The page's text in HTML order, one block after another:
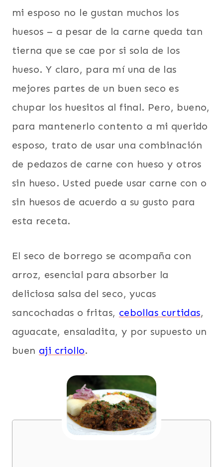
mi esposo no le gustan muchos los
huesos – a pesar de la carne queda tan
tierna que se cae por si sola de los
hueso. Y claro, para mí una de las
mejores partes de un buen seco es
chupar los huesitos al final. Pero, bueno,
para mantenerlo contento a mi querido
esposo, trato de usar una combinación
de pedazos de carne con hueso y otros
sin hueso. Usted puede usar carne con o
sin huesos de acuerdo a su gusto para
esta receta.
El seco de borrego se acompaña con
arroz, esencial para absorber la
deliciosa salsa del seco, yucas
sancochadas o fritas, cebollas curtidas,
aguacate, ensaladita, y por supuesto un
buen aji criollo.